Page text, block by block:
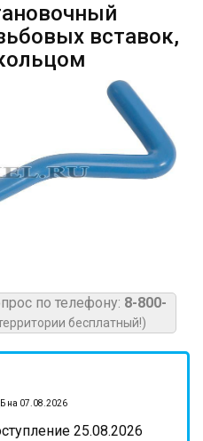
вставок,
по телефону: 8-800-
бесплатный!)
на 07.08.2026
25.08.2026